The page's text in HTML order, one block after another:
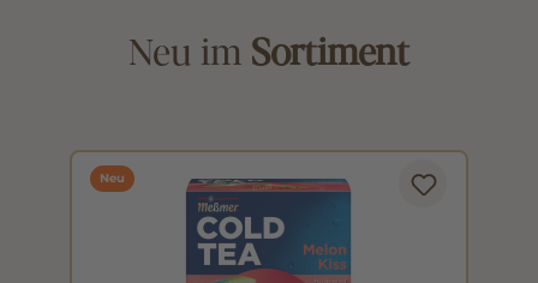
Neu im Sortiment
Neu